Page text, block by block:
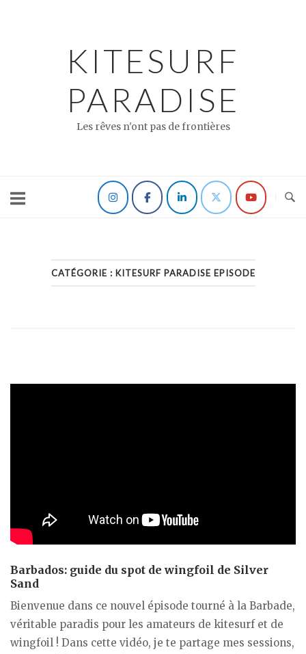
KITESURF
PARADISE
Les rêves n'ont pas de frontières
CATÉGORIE : KITESURF PARADISE EPISODE
Barbados: guide du spot de wingfoil de Silver
Sand
Bienvenue dans ce nouvel épisode tourné à la Barbade,
véritable paradis pour les amateurs de kitesurf et de
wingfoil ! Dans cette vidéo, je te partage mes sessions,